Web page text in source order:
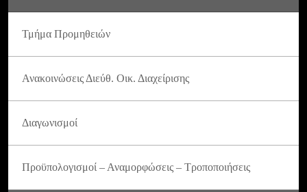
Τμήμα Προμηθειών
Ανακοινώσεις Διεύθ. Οικ. Διαχείρισης
Διαγωνισμοί
Προϋπολογισμοί – Αναμορφώσεις – Τροποποιήσεις